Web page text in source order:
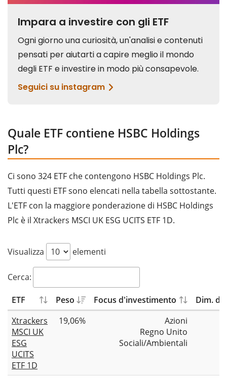
Quale ETF contiene HSBC Holdings
Plc?
Ci sono 324 ETF che contengono HSBC Holdings Plc.
Tutti questi ETF sono elencati nella tabella sottostante.
L'ETF con la maggiore ponderazione di HSBC Holdings
Plc è il Xtrackers MSCI UK ESG UCITS ETF 1D.
Visualizza elementi
Cerca:
ETF Peso Focus d'investimento
Dim.
Xtrackers
MSCI UK
ESG
UCITS
ETF 1D
19,06%
Azioni
Regno Unito
Sociali/Ambientali